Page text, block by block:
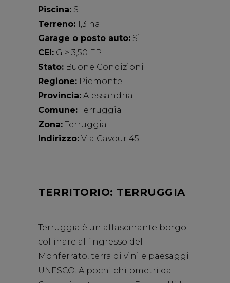
Piscina: Si
Terreno: 1,3 ha
Garage o posto auto: Si
CEI: G > 3,50 EP
Stato: Buone Condizioni
Regione: Piemonte
Provincia: Alessandria
Comune: Terruggia
Zona: Terruggia
Indirizzo: Via Cavour 45
TERRITORIO: TERRUGGIA
Terruggia è un affascinante borgo
collinare all’ingresso del
Monferrato, terra di vini e paesaggi
UNESCO. A pochi chilometri da